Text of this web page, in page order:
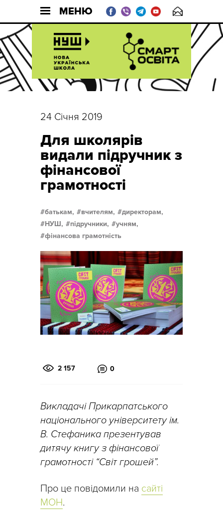
МЕНЮ
24 Січня 2019
Для школярів
видали підручник з
фінансової
грамотності
батькам, вчителям,
директорам,
НУШ,
підручники,
учням,
фінансова грамотність
2 157 0
Викладачі Прикарпатського
національного університету ім.
В. Стефаника презентував
дитячу книгу з фінансової
грамотності “Світ грошей”.
Про це повідомили на сайті
МОН.